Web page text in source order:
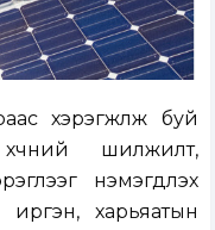
хэрэгжүүлж буй
шилжилт,
нэмэгдүүлэх
харьяатын